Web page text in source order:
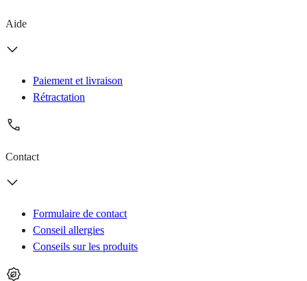
Aide
Paiement et livraison
Rétractation
Contact
Formulaire de contact
Conseil allergies
Conseils sur les produits